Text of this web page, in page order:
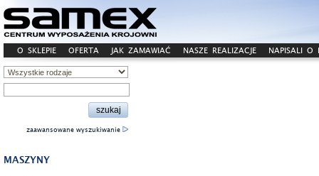
O SKLEPIE OFERTA JAK ZAMAWIAĆ NASZE REALIZACJE NAPISALI O
zaawansowane wyszukiwanie
MASZYNY